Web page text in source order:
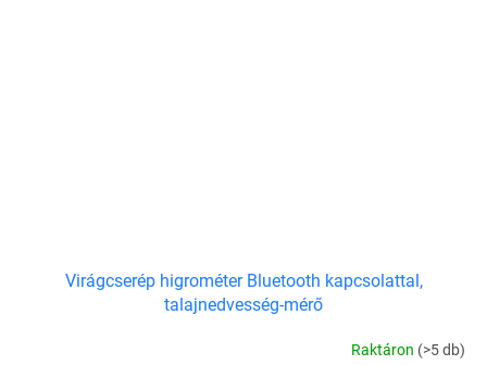
Virágcserép higrométer Bluetooth kapcsolattal,
talajnedvesség-mérő
Raktáron (>5 db)